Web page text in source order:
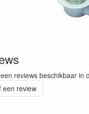
reviews beschikbaar in
een review